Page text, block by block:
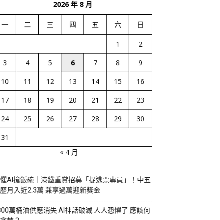
2026 年 8 月
一 二 三 四 五 六 日
1
2
3
4 5 6 7 8
9
10
11 12 13 14 15
16
17
18 19 20 21 22
23
24
25 26 27 28 29
30
31
« 4 月
AI搶飯碗｜港鐵重賞招募「捉逃票專員」！中五
月入近2.3萬 兼享過萬迎新獎金
萬桶油供應消失 AI神話破滅 人人恐懼了 應該何